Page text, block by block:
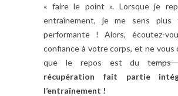
« faire le point ». Lorsque je
entraînement, je me sens plus
performante ! Alors, écoutez-
confiance à votre corps, et ne vous
que le repos est dutemps
récupération fait partie
l’entraînement !